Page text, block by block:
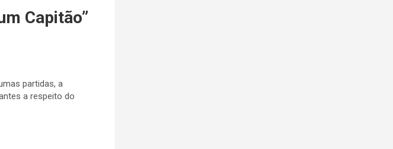
Capitão”
partidas, a
a respeito do